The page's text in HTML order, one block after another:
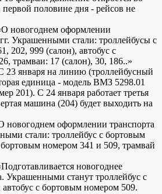
половине дня - рейсов не
новогоднем оформлении
Украшенными стали: троллейбусы с
202, 999 (салон), автобус с
трамваи: 17 (салон), 30, 186..»
23 января на линию (троллейбусный
единица - модель ВМЗ 5298.01
201). С 24 января работает третья
машина (204) будет выходить на
новогоднем оформлении транспорта
стали: троллейбус с бортовым
номером 341 и 509, трамвай
новогоднее
Украшенными станут троллейбус с
с бортовым номером 509.